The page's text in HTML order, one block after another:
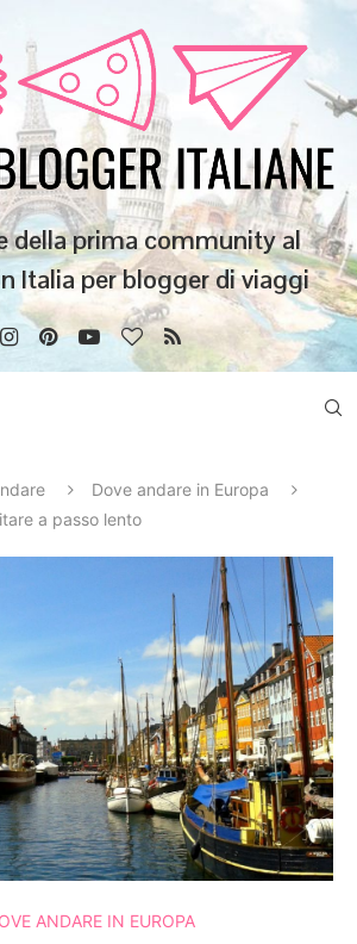
della prima community al
Italia per blogger di viaggi
Dove andare in Europa
a passo lento
ANDARE IN EUROPA